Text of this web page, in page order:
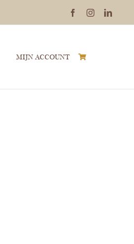
FacebookInstagram
MIJN ACCOUNT